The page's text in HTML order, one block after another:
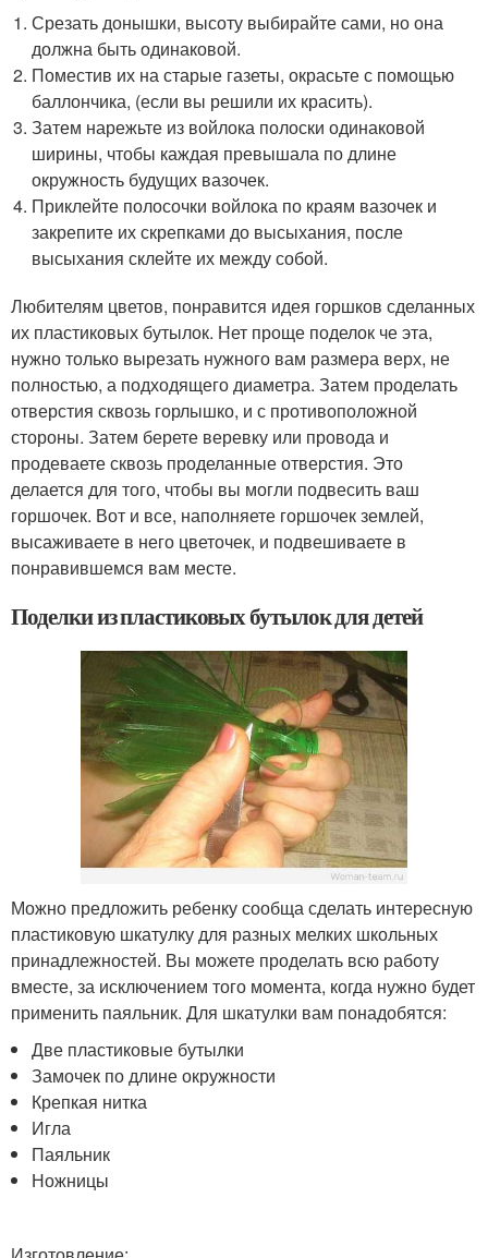
Срезать донышки, высоту выбирайте сами, но она
должна быть одинаковой.
Поместив их на старые газеты, окрасьте с помощью
баллончика, (если вы решили их красить).
Затем нарежьте из войлока полоски одинаковой
ширины, чтобы каждая превышала по длине
окружность будущих вазочек.
Приклейте полосочки войлока по краям вазочек и
закрепите их скрепками до высыхания, после
высыхания склейте их между собой.
Любителям цветов, понравится идея горшков сделанных
их пластиковых бутылок. Нет проще поделок че эта,
нужно только вырезать нужного вам размера верх, не
полностью, а подходящего диаметра. Затем проделать
отверстия сквозь горлышко, и с противоположной
стороны. Затем берете веревку или провода и
продеваете сквозь проделанные отверстия. Это
делается для того, чтобы вы могли подвесить ваш
горшочек. Вот и все, наполняете горшочек землей,
высаживаете в него цветочек, и подвешиваете в
понравившемся вам месте.
Поделки из пластиковых бутылок для детей
Можно предложить ребенку сообща сделать интересную
пластиковую шкатулку для разных мелких школьных
принадлежностей. Вы можете проделать всю работу
вместе, за исключением того момента, когда нужно будет
применить паяльник. Для шкатулки вам понадобятся:
Две пластиковые бутылки
Замочек по длине окружности
Крепкая нитка
Игла
Паяльник
Ножницы